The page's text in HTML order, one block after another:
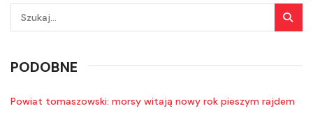
PODOBNE
Powiat tomaszowski: morsy witają nowy rok pieszym rajdem